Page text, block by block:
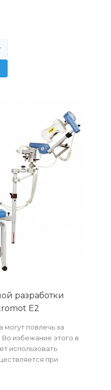
разработки
E2
могут повлечь за
избежание этого в
использовать
при